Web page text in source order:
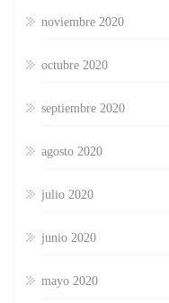
noviembre 2020
octubre 2020
septiembre 2020
agosto 2020
julio 2020
junio 2020
mayo 2020